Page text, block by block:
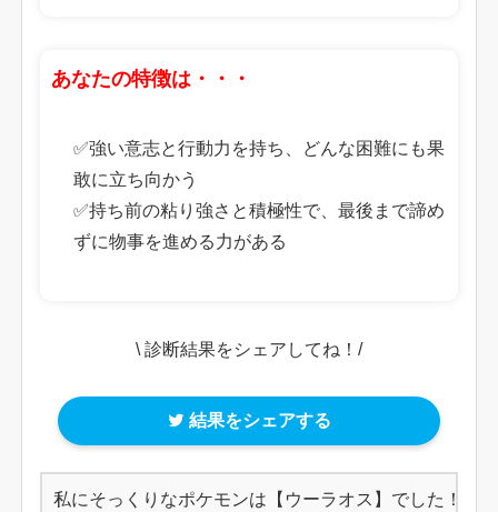
あなたの特徴は・・・
✅強い意志と行動力を持ち、どんな困難にも果
敢に立ち向かう
✅持ち前の粘り強さと積極性で、最後まで諦め
ずに物事を進める力がある
\ 診断結果をシェアしてね！/
結果をシェアする
私にそっくりなポケモンは【ウーラオス】でした！